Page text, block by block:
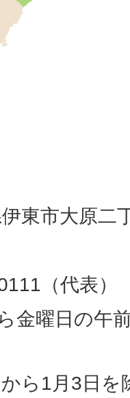
東市大原二
（代表）
金曜日の午
ら1月3日を